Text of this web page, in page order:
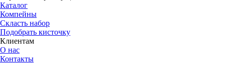
Каталог
Компейны
Скласть набор
Подобрать кисточку
Клиентам
О нас
Контакты